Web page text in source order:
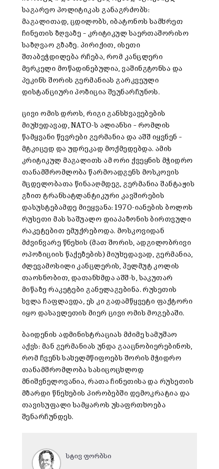
საგარეო პოლიტიკას განაგრძობს:
მაგალითად, ცდილობს, იბატონოს სამხრეთ
ჩინეთის ზღვაზე – კრიტიკულ საერთაშორისო
საზღვაო გზაზე. პირიქით, ისეთი
შთაბეჭდილება რჩება, რომ კანცლერი
მერკელი მოწადინებულია, ვაშინგტონსა და
პეკინს შორის გერმანიას გარკვეული
დისტანციური პოზიცია შეუნარჩუნოს.
ცივი ომის დროს, რიგი განსხვავებების
მიუხედავად, NATO-ს ალიანსი – რომლის
წამყვანი წევრები გერმანია და აშშ იყვნენ –
მტკიცედ და უდრეკად მოქმედებდა. ამის
კრიტიკულ მაგალითს ამ ორი ქვეყნის მჭიდრო
თანამშრომლობა წარმოადგენს მოსკოვის
მცდელობათა წინააღმდეგ, გერმანია შანტაჟის
გზით ტრანსატლანტიკური კავშირების
დასუსტებამდე მიეყვანა: 1970-იანების ბოლოს
რუსეთი მას საშუალო დიაპაზონის ბირთვული
რაკეტებით ემუქრებოდა. მოსკოვიდან
მძვინვარე წნეხის (მათ შორის, ადგილობრივი
ოპოზიციის წაქეზების) მიუხედავად, გერმანია,
ძლევამოსილი კანცლერის, ჰელმუტ კოლის
თაოსნობით, დათანხმდა აშშ-ს, საკუთარ
მიწაზე რაკეტები განელაგებინა. რუსეთის
სვლა ჩაფლავდა, ეს კი გადამწყვეტი ფაქტორი
იყო დასავლეთის მიერ ცივი ომის მოგებაში.
ბაიდენის ადმინისტრაციას მძიმე სამუშაო
აქვს: მან გერმანიას უნდა გააცნობიერებინოს,
რომ ჩვენს სახელმწიფოებს შორის მჭიდრო
თანამშრომლობა სასიცოცხლოდ
მნიშვნელოვანია, რათა ჩინეთისა და რუსეთის
მზარდი წნეხების პირობებში დემოკრატია და
თავისუფალი სამყაროს უსაფრთხოება
შენარჩუნდეს.
სტივ ფორბსი